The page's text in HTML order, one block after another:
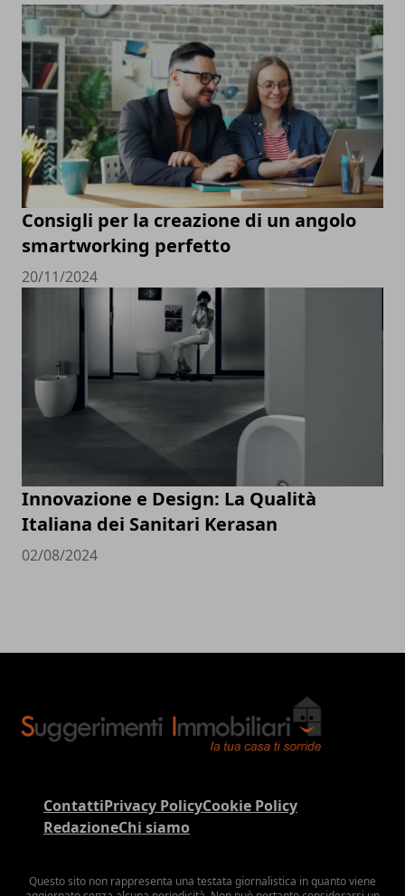
Consigli per la creazione di un angolo
smartworking perfetto
20/11/2024
Innovazione e Design: La Qualità
Italiana dei Sanitari Kerasan
02/08/2024
ContattiPrivacy PolicyCookie Policy
RedazioneChi siamo
Questo sito non rappresenta una testata giornalistica in quanto viene